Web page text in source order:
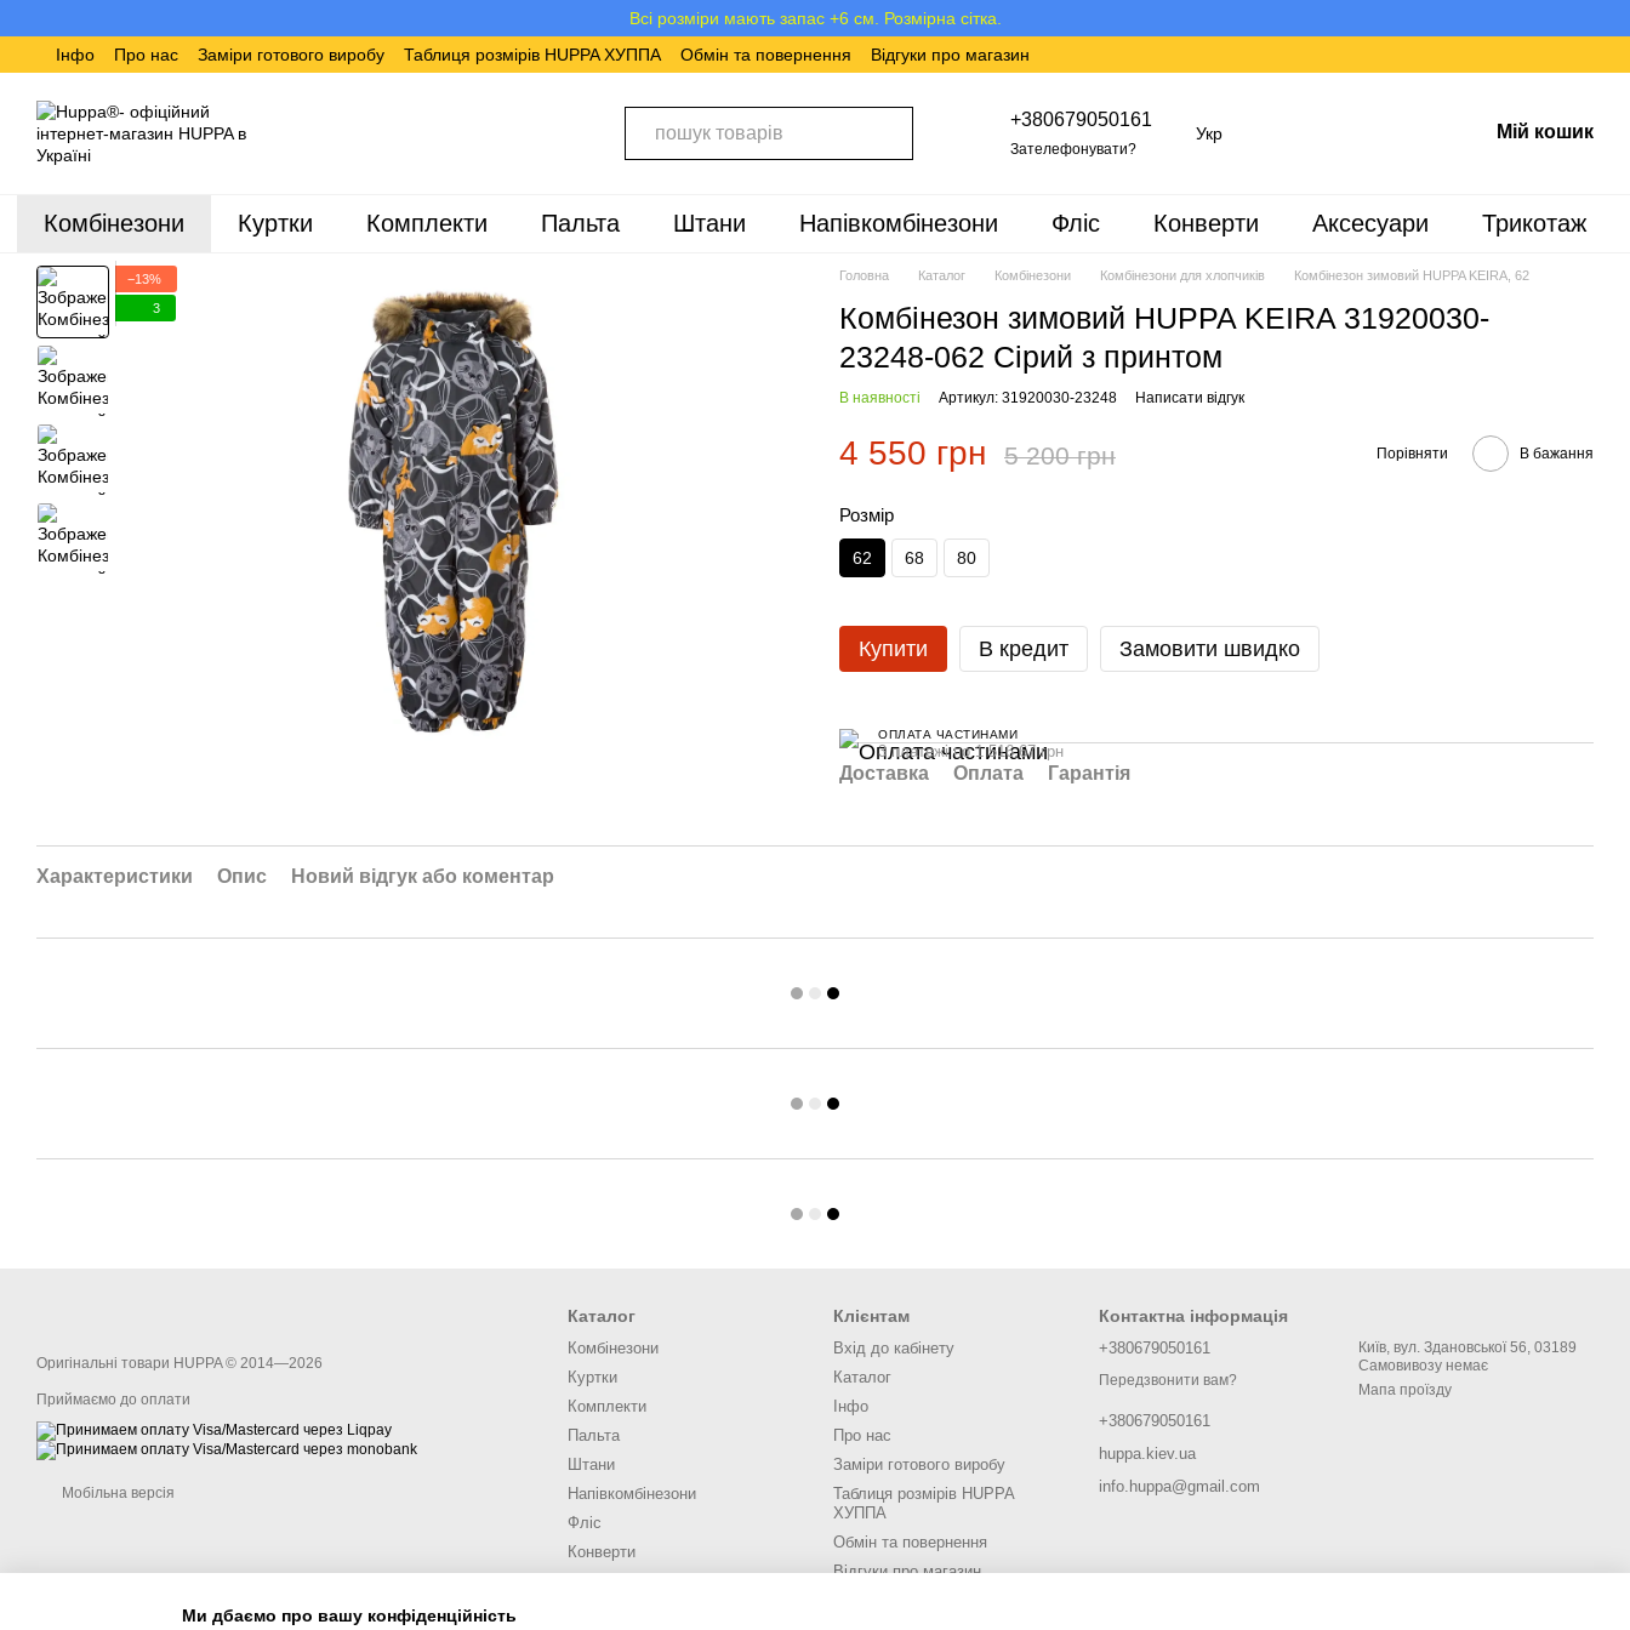
Всі розміри мають запас +6 см. Розмірна сітка.
Інфо
Про нас Заміри готового виробу Таблиця розмірів HUPPA ХУППА Обмін та повернення Відгуки про магазин
+380679050161
Зателефонувати?
Укр Мій кошик
Комбінезони Куртки Комплекти Пальта Штани Напівкомбінезони Фліс Конверти Аксесуари Трикотаж
−13%
3
Головна Каталог Комбінезони Комбінезони для хлопчиків Комбінезон зимовий HUPPA KEIRA, 62
Комбінезон зимовий HUPPA KEIRA 31920030-
23248-062 Сірий з принтом
В наявності Артикул: 31920030-23248 Написати відгук
4 550 грн 5 200 грн Порівняти В бажання
Розмір
62 68 80
Купити В кредит Замовити швидко
ОПЛАТА ЧАСТИНАМИ
3 платежі по 1 516.67 грн
Доставка Оплата Гарантія
Характеристики Опис Новий відгук або коментар
Оригінальні товари HUPPA © 2014—2026
Приймаємо до оплати
Мобільна версія
Каталог
Комбінезони
Куртки
Комплекти
Пальта
Штани
Напівкомбінезони
Фліс
Конверти
Клієнтам
Вхід до кабінету
Каталог
Інфо
Про нас
Заміри готового виробу
Таблиця розмірів HUPPA
ХУППА
Обмін та повернення
Відгуки про магазин
Контактна інформація
+380679050161
Передзвонити вам?
+380679050161
huppa.kiev.ua
info.huppa@gmail.com
Київ, вул. Здановської 56, 03189
Самовивозу немає
Мапа проїзду
Ми дбаємо про вашу конфіденційність